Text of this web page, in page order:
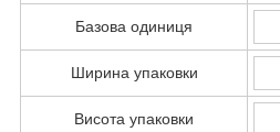
Базова одиниця
Ширина упаковки
Висота упаковки